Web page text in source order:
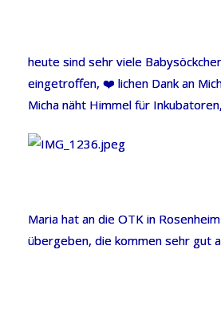
heute sind sehr viele
eingetroffen, ❤️ lichen Dank an
Micha näht Himmel für
Maria hat an die OTK in
übergeben, die kommen sehr gut